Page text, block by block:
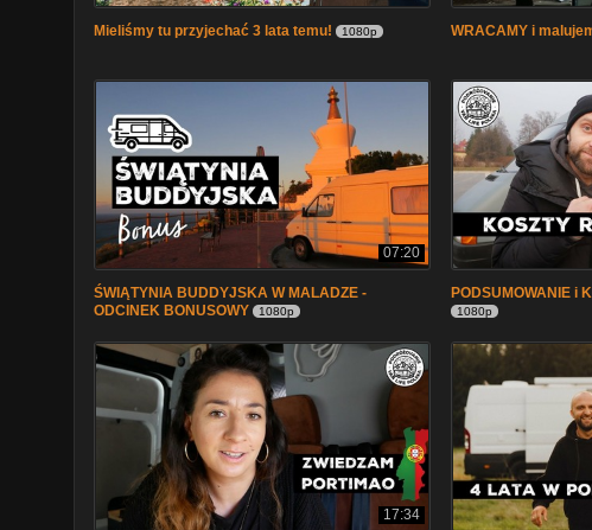
Mieliśmy tu przyjechać 3 lata temu! 1080p WRACAMY i
07:20
ŚWIĄTYNIA BUDDYJSKA W MALADZE -
ODCINEK BONUSOWY
1080p
PODSUMOWANIE i
1080p
17:34